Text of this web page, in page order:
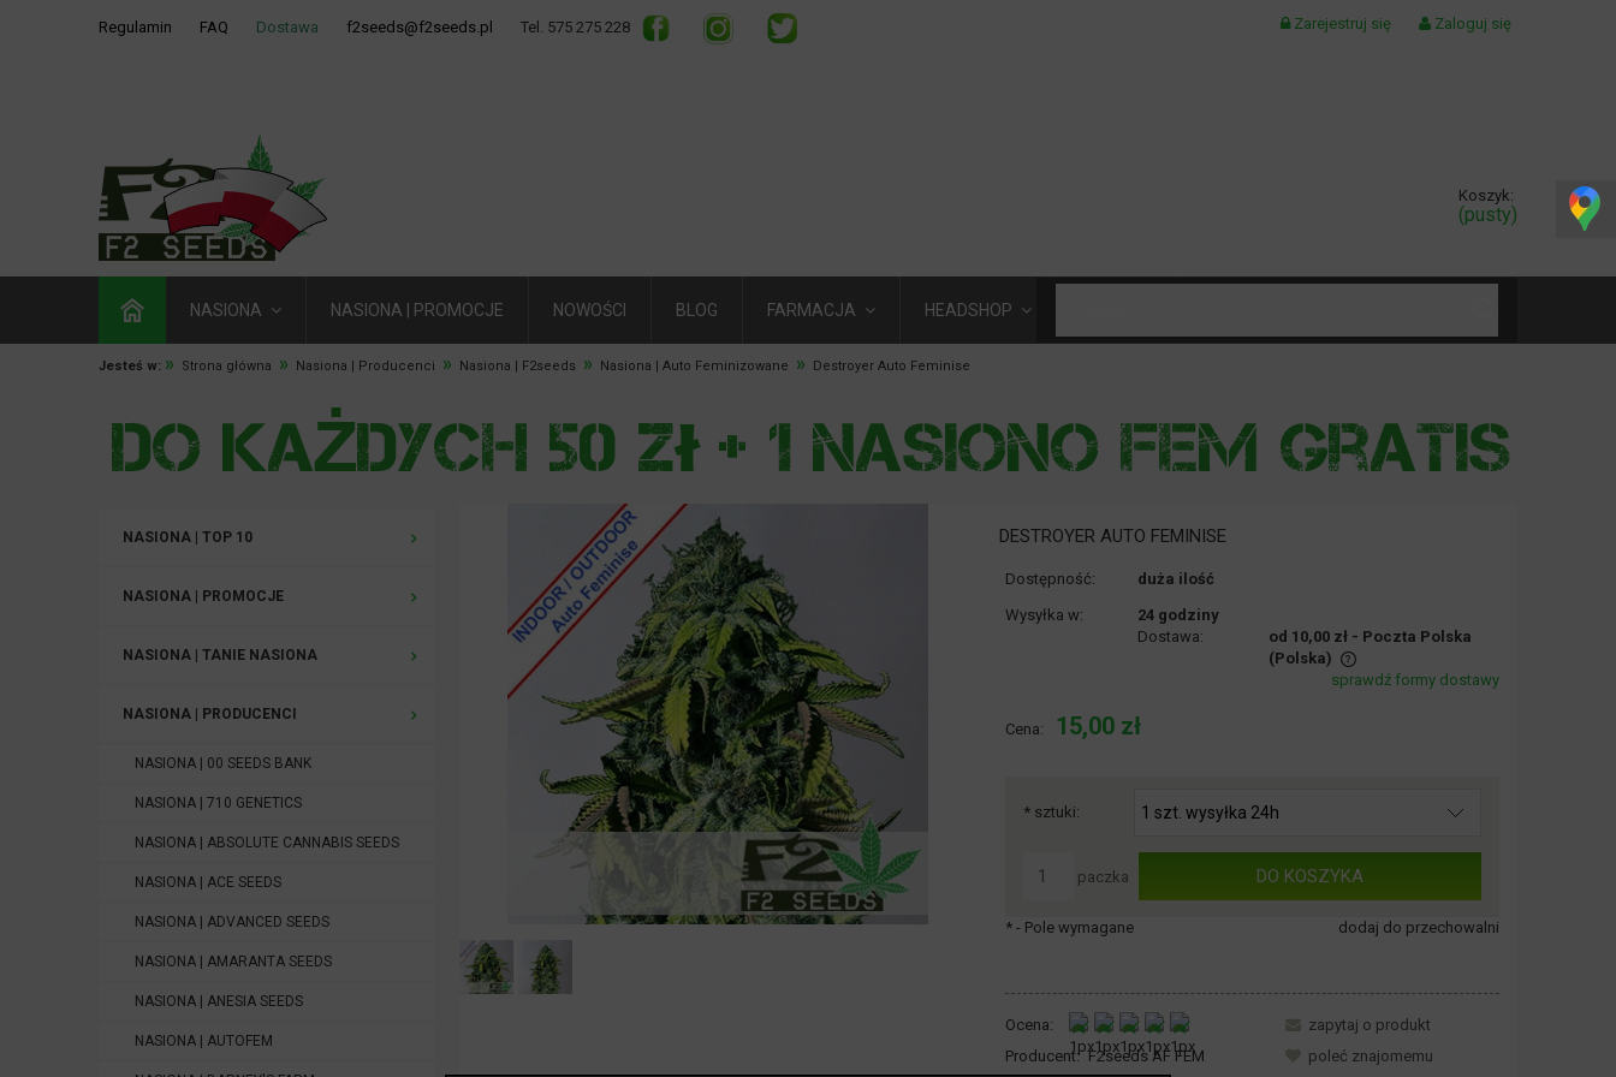
Regulamin FAQ Dostawa f2seeds@f2seeds.pl Tel. 575 275 228 Zarejestruj się Zaloguj się
Koszyk:
(pusty)
NASIONA NASIONA | PROMOCJE NOWOŚCI BLOG FARMACJA HEADSHOP
Jesteś w: » Strona główna » Nasiona | Producenci » Nasiona | F2seeds » Nasiona | Auto Feminizowane » Destroyer Auto Feminise
NASIONA | TOP 10
NASIONA | PROMOCJE
NASIONA | TANIE NASIONA
NASIONA | PRODUCENCI
NASIONA | 00 SEEDS BANK
NASIONA | 710 GENETICS
NASIONA | ABSOLUTE CANNABIS SEEDS
NASIONA | ACE SEEDS
NASIONA | ADVANCED SEEDS
NASIONA | AMARANTA SEEDS
NASIONA | ANESIA SEEDS
NASIONA | AUTOFEM
DESTROYER AUTO FEMINISE
Dostępność:
duża ilość
Wysyłka w:
24 godziny
Dostawa:
od 10,00 zł - Poczta Polska
(Polska)
płatności
sprawdź formy dostawy
Cena: 15,00 zł
* sztuki:
paczka DO KOSZYKA
dodaj do przechowalni
* - Pole wymagane
Ocena:
Producent: F2seeds AF FEM
zapytaj o produkt
poleć znajomemu